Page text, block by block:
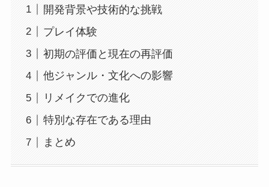
開発背景や技術的な挑戦
プレイ体験
初期の評価と現在の再評価
他ジャンル・文化への影響
リメイクでの進化
特別な存在である理由
まとめ